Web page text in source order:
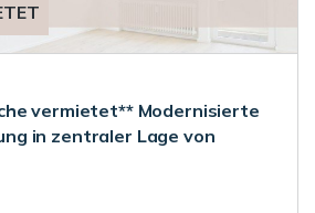
vermietet** Modernisierte
in zentraler Lage von